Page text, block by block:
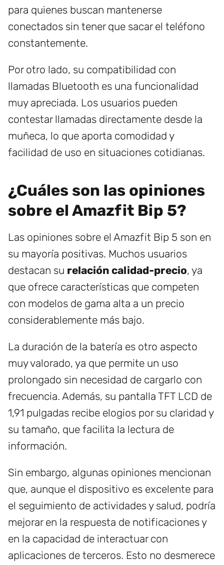
para quienes buscan mantenerse
conectados sin tener que sacar el teléfono
constantemente.
Por otro lado, su compatibilidad con
llamadas Bluetooth es una funcionalidad
muy apreciada. Los usuarios pueden
contestar llamadas directamente desde la
muñeca, lo que aporta comodidad y
facilidad de uso en situaciones cotidianas.
¿Cuáles son las opiniones
sobre el Amazfit Bip 5?
Las opiniones sobre el Amazfit Bip 5 son en
su mayoría positivas. Muchos usuarios
destacan su relación calidad-precio, ya
que ofrece características que competen
con modelos de gama alta a un precio
considerablemente más bajo.
La duración de la batería es otro aspecto
muy valorado, ya que permite un uso
prolongado sin necesidad de cargarlo con
frecuencia. Además, su pantalla TFT LCD de
1,91 pulgadas recibe elogios por su claridad y
su tamaño, que facilita la lectura de
información.
Sin embargo, algunas opiniones mencionan
que, aunque el dispositivo es excelente para
el seguimiento de actividades y salud, podría
mejorar en la respuesta de notificaciones y
en la capacidad de interactuar con
aplicaciones de terceros. Esto no desmerece